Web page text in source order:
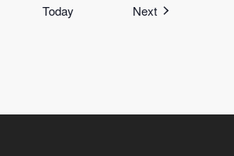
Today NextEvents